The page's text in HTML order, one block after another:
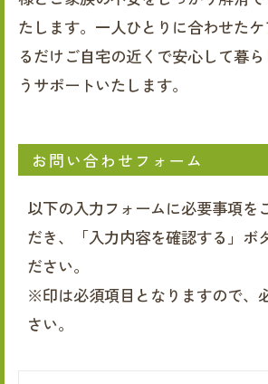
たします。一人ひとりに合わせた
るだけご自宅の近くで安心して暮
うサポートいたします。
お問い合わせフォーム
以下の入力フォームに必要事項を
だき、「入力内容を確認する」ボ
ださい。
※印は必須項目となりますので、
さい。